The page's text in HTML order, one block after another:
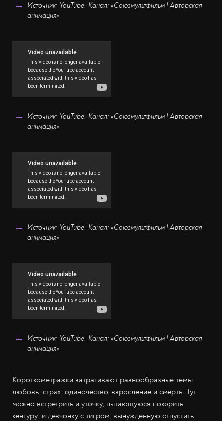
Источник: YouTube. Канал: «Союзмультфильм | Авторская
анимация»
Источник: YouTube. Канал: «Союзмультфильм | Авторская
анимация»
Источник: YouTube. Канал: «Союзмультфильм | Авторская
анимация»
Источник: YouTube. Канал: «Союзмультфильм | Авторская
анимация»
Короткометражки затрагивают разнообразные темы:
любовь, страх, одиночество, взросление и смерть. Тут
можно встретрить и уточку, пытающуюся покорить
кенгуру; и девчонку с тигром, вынужденную отпустить